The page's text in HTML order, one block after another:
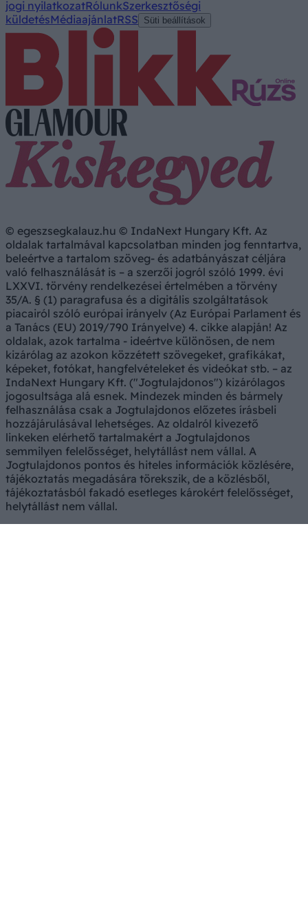
jogi nyilatkozatRólunkSzerkesztőségi
küldetésMédiaajánlatRSS Süti beállítások
© egeszsegkalauz.hu © IndaNext Hungary Kft. Az
oldalak tartalmával kapcsolatban minden jog fenntartva,
beleértve a tartalom szöveg- és adatbányászat céljára
való felhasználását is – a szerzői jogról szóló 1999. évi
LXXVI. törvény rendelkezései értelmében a törvény
35/A. § (1) paragrafusa és a digitális szolgáltatások
piacairól szóló európai irányelv (Az Európai Parlament és
a Tanács (EU) 2019/790 Irányelve) 4. cikke alapján! Az
oldalak, azok tartalma - ideértve különösen, de nem
kizárólag az azokon közzétett szövegeket, grafikákat,
képeket, fotókat, hangfelvételeket és videókat stb. – az
IndaNext Hungary Kft. ("Jogtulajdonos") kizárólagos
jogosultsága alá esnek. Mindezek minden és bármely
felhasználása csak a Jogtulajdonos előzetes írásbeli
hozzájárulásával lehetséges. Az oldalról kivezető
linkeken elérhető tartalmakért a Jogtulajdonos
semmilyen felelősséget, helytállást nem vállal. A
Jogtulajdonos pontos és hiteles információk közlésére,
tájékoztatás megadására törekszik, de a közlésből,
tájékoztatásból fakadó esetleges károkért felelősséget,
helytállást nem vállal.